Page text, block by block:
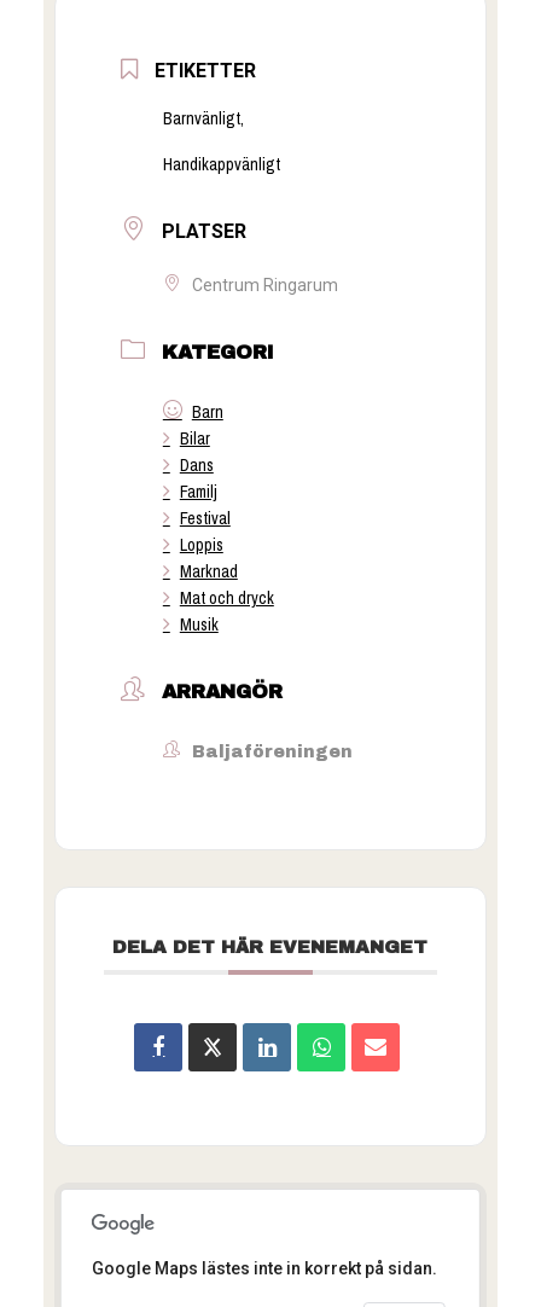
ETIKETTER
Barnvänligt,
Handikappvänligt
PLATSER
Centrum Ringarum
KATEGORI
Barn
Bilar
Dans
Familj
Festival
Loppis
Marknad
Mat och dryck
Musik
ARRANGÖR
Baljaföreningen
DELA DET HÄR EVENEMANGET
Google Maps lästes inte in korrekt på sidan.